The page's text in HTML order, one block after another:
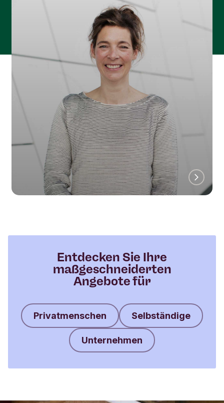
Entdecken Sie Ihre
maßgeschneiderten
Angebote für
Privatmenschen Selbständige
Unternehmen